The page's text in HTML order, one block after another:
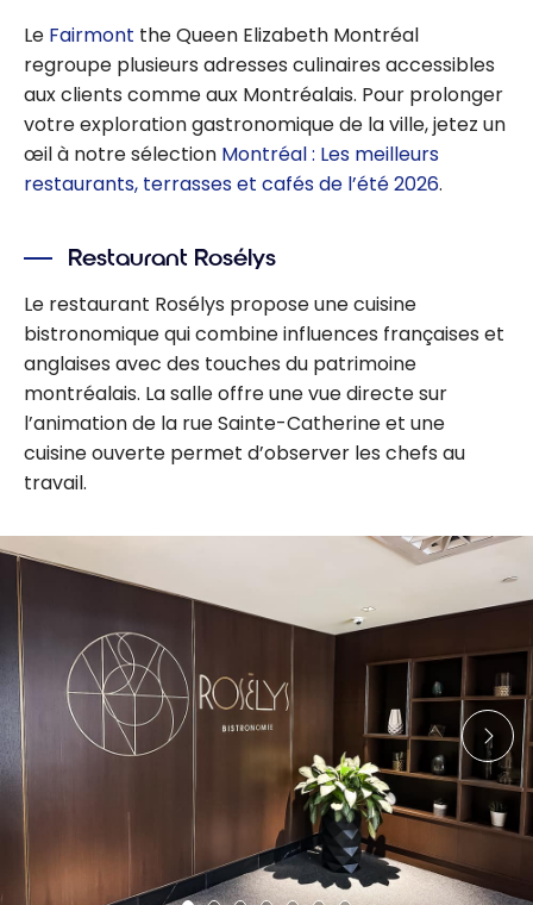
Le Fairmont the Queen Elizabeth Montréal
regroupe plusieurs adresses culinaires accessibles
aux clients comme aux Montréalais. Pour prolonger
votre exploration gastronomique de la ville, jetez un
œil à notre sélection Montréal : Les meilleurs
restaurants, terrasses et cafés de l’été 2026.
Restaurant Rosélys
Le restaurant Rosélys propose une cuisine
bistronomique qui combine influences françaises et
anglaises avec des touches du patrimoine
montréalais. La salle offre une vue directe sur
l’animation de la rue Sainte-Catherine et une
cuisine ouverte permet d’observer les chefs au
travail.